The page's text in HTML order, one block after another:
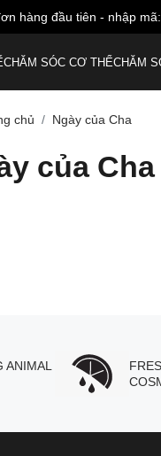
hàng đầu tiên - nhập
CHĂM SÓC CƠ THỂCHĂM
chủ Ngày của Cha
của Cha
ANIMAL